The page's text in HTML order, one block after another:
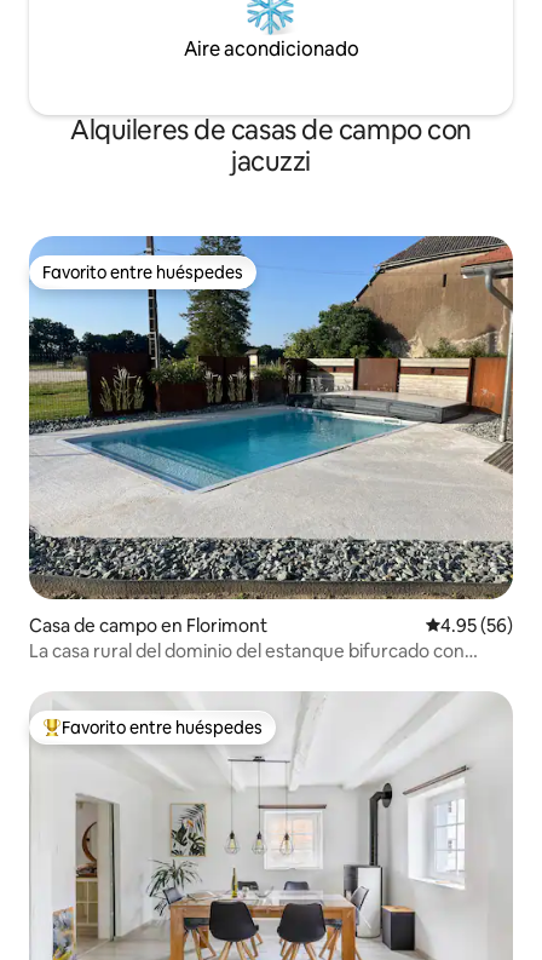
Aire acondicionado
Alquileres de casas de campo con
jacuzzi
Favorito entre huéspedes
Favorito entre huéspedes
Casa de campo en Florimont Calificación
4.95 (56)
La casa rural del dominio del estanque bifurcado con
De los mejores en Favorito entre huéspedes
Favorito entre huéspedes